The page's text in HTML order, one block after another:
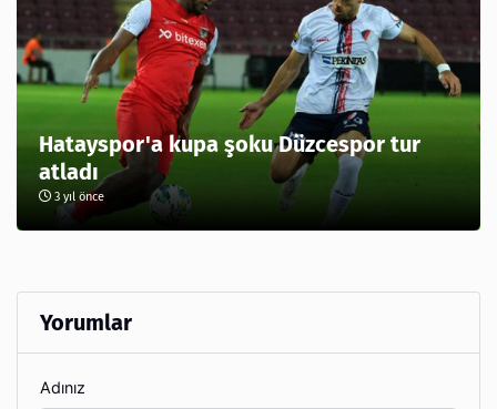
Hatayspor'a kupa şoku Düzcespor tur
atladı
3 yıl önce
Yorumlar
Adınız